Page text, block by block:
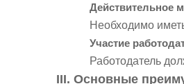
Действительное
Необходимо
Участие
Работодатель
III. Основные